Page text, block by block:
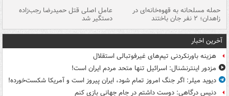
حمله مسلحانه به قهوه‌خانه‌ای در
زاهدان؛ ۲ نفر جان باختند
عامل اصلی قتل حمیدرضا رجب‌زاده
دستگیر شد
آخرین اخبار
هزینه باورنکردنی تیم‌های غیرفوتبالی استقلال
مزدور اینترنشنال: اسرائیل تنها متحد مردم ایران است!
دیوید میلر: اگر جنگ امروز تمام شود، ایران پیروز است و آمریکا شکست‌خورده!
دنیس درگاهی: دوست داشتم در جام جهانی بازی کنم